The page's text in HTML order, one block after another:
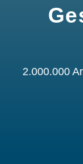
2.000.000